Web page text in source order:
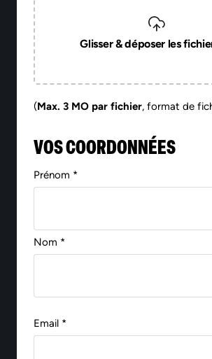
Glisser & déposer les
(Max. 3 MO par fichier, format de
VOS COORDONNÉES
Prénom *
Nom *
Email *